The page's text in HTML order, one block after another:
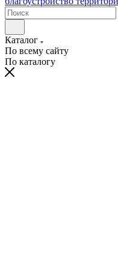
Каталог
По всему сайту
По каталогу